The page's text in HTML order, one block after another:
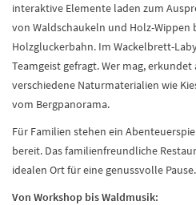
interaktive Elemente laden zum
von Waldschaukeln und Holz-Wippen
Holzgluckerbahn. Im Wackelbrett-
Teamgeist gefragt. Wer mag,
verschiedene Naturmaterialien wie
vom Bergpanorama.
Für Familien stehen ein
bereit. Das familienfreundliche
idealen Ort für eine genussvolle Pause.
Von Workshop bis Waldmusik: